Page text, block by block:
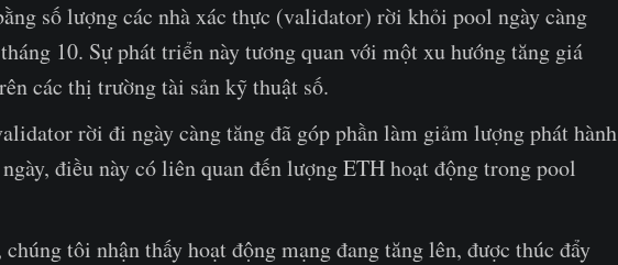
số lượng các nhà xác thực (validator) rời khỏi pool ngày càng
10. Sự phát triển này tương quan với một xu hướng tăng giá
các thị trường tài sản kỹ thuật số.
rời đi ngày càng tăng đã góp phần làm giảm lượng phát hành
điều này có liên quan đến lượng ETH hoạt động trong pool
tôi nhận thấy hoạt động mạng đang tăng lên, được thúc đẩy